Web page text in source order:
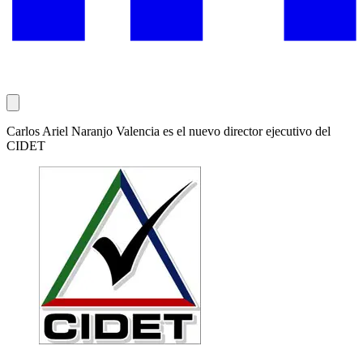
Carlos Ariel Naranjo Valencia es el nuevo director ejecutivo del
CIDET